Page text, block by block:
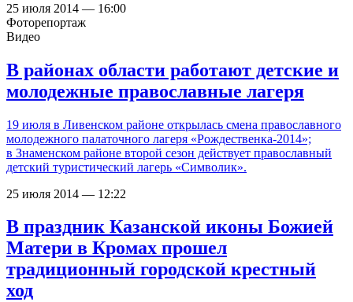
25 июля 2014 — 16:00
Фоторепортаж
Видео
В районах области работают детские и
молодежные православные лагеря
19 июля в Ливенском районе открылась смена православного
молодежного палаточного лагеря «Рождественка-2014»;
в Знаменском районе второй сезон действует православный
детский туристический лагерь «Символик».
25 июля 2014 — 12:22
В праздник Казанской иконы Божией
Матери в Кромах прошел
традиционный городской крестный
ход